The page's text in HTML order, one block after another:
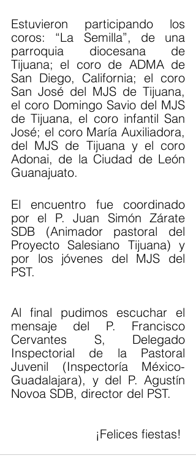
Estuvieron participando los
coros: “La Semilla”, de una
parroquia diocesana de
Tijuana; el coro de ADMA de
San Diego, California; el coro
San José del MJS de Tijuana,
el coro Domingo Savio del MJS
de Tijuana, el coro infantil San
José; el coro María Auxiliadora,
del MJS de Tijuana y el coro
Adonai, de la Ciudad de León
Guanajuato.
El encuentro fue coordinado
por el P. Juan Simón Zárate
SDB (Animador pastoral del
Proyecto Salesiano Tijuana) y
por los jóvenes del MJS del
PST.
Al final pudimos escuchar el
mensaje del P. Francisco
Cervantes S, Delegado
Inspectorial de la Pastoral
Juvenil (Inspectoría México-
Guadalajara), y del P. Agustín
Novoa SDB, director del PST.
¡Felices fiestas!